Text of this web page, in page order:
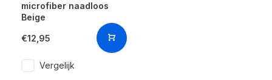
microfiber naadloos
Beige
€12,95
Vergelijk